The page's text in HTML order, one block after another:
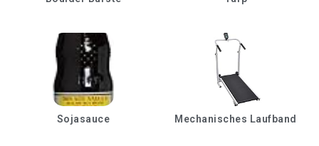
Sojasauce Mechanisches Laufband